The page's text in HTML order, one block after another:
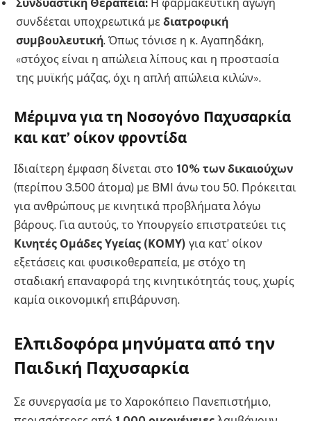
Συνδυαστική Θεραπεία: Η φαρμακευτική αγωγή
συνδέεται υποχρεωτικά με διατροφική
συμβουλευτική. Όπως τόνισε η κ. Αγαπηδάκη,
«στόχος είναι η απώλεια λίπους και η προστασία
της μυϊκής μάζας, όχι η απλή απώλεια κιλών».
Μέριμνα για τη Νοσογόνο Παχυσαρκία
και κατ’ οίκον φροντίδα
Ιδιαίτερη έμφαση δίνεται στο 10% των δικαιούχων
(περίπου 3.500 άτομα) με BMI άνω του 50. Πρόκειται
για ανθρώπους με κινητικά προβλήματα λόγω
βάρους. Για αυτούς, το Υπουργείο επιστρατεύει τις
Κινητές Ομάδες Υγείας (ΚΟΜΥ) για κατ’ οίκον
εξετάσεις και φυσικοθεραπεία, με στόχο τη
σταδιακή επαναφορά της κινητικότητάς τους, χωρίς
καμία οικονομική επιβάρυνση.
Ελπιδοφόρα μηνύματα από την
Παιδική Παχυσαρκία
Σε συνεργασία με το Χαροκόπειο Πανεπιστήμιο,